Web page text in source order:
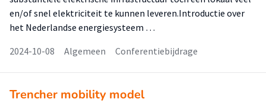
en/of snel elektriciteit te kunnen leveren.Introductie over
het Nederlandse energiesysteem …
2024-10-08
Algemeen Conferentiebijdrage
Trencher mobility model